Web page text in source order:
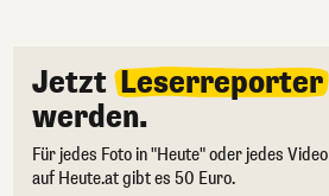
Jetzt Leserreporter
werden.
Für jedes Foto in "Heute" oder jedes Video
auf Heute.at gibt es 50 Euro.